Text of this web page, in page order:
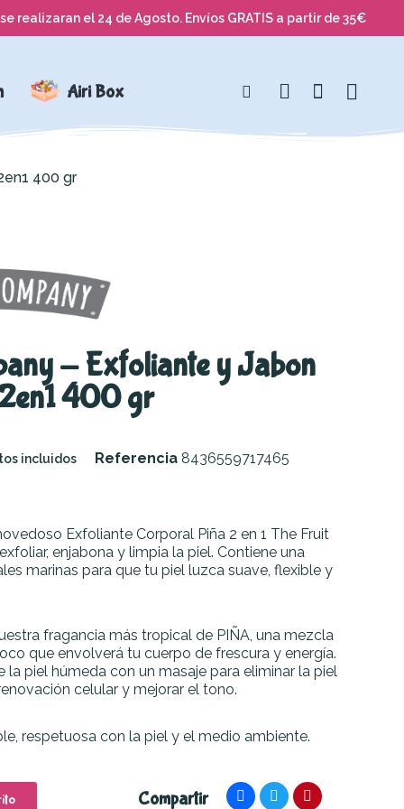
realizaran el 24 de Agosto. Envíos GRATIS a partir de 35€
Airi Box
400 gr
- Exfoliante y Jabon
400 gr
incluidos Referencia 8436559717465
Exfoliante Corporal Piña 2 en 1 The Fruit
enjabona y limpia la piel. Contiene una
marinas para que tu piel luzca suave, flexible y
fragancia más tropical de PIÑA, una mezcla
que envolverá tu cuerpo de frescura y energía.
piel húmeda con un masaje para eliminar la piel
celular y mejorar el tono.
respetuosa con la piel y el medio ambiente.
Compartir